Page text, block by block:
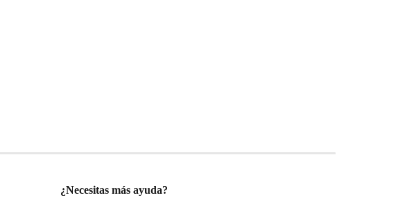
¿Necesitas más ayuda?